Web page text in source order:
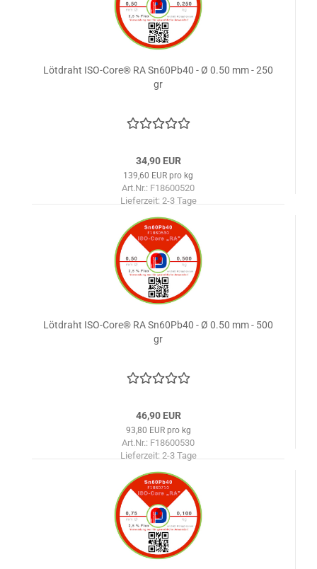
Lötdraht ISO-Core® RA Sn60Pb40 - Ø 0.50 mm - 250
gr
34,90 EUR
139,60 EUR pro kg
Art.Nr.: F18600520
Lieferzeit: 2-3 Tage
Lötdraht ISO-Core® RA Sn60Pb40 - Ø 0.50 mm - 500
gr
46,90 EUR
93,80 EUR pro kg
Art.Nr.: F18600530
Lieferzeit: 2-3 Tage